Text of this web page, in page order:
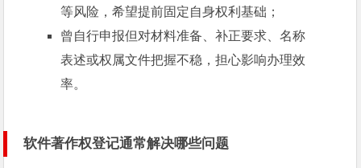
等风险，希望提前固定自身权利基础；
曾自行申报但对材料准备、补正要求、名称
表述或权属文件把握不稳，担心影响办理效
率。
软件著作权登记通常解决哪些问题